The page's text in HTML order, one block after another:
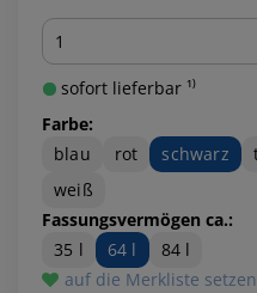
Menge
sofort lieferbar ¹⁾
Farbe:
blau
rot schwarz
weiß
Fassungsvermögen ca.:
35 l
64 l
84 l
auf die Merkliste setzen